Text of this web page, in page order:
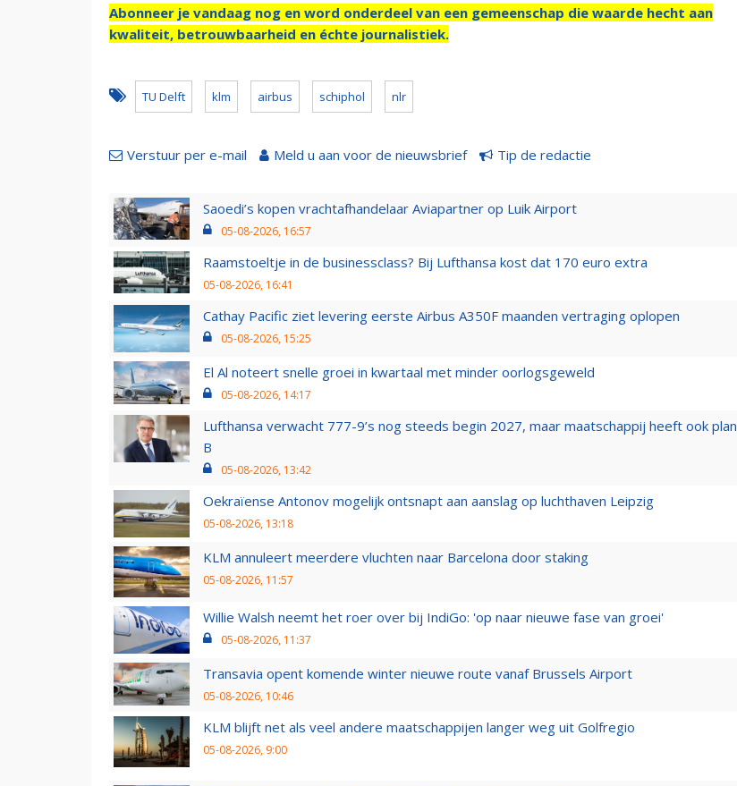
Abonneer je vandaag nog en word onderdeel van een gemeenschap die waarde hecht aan
kwaliteit, betrouwbaarheid en échte journalistiek.
TU Delft klm airbus schiphol nlr
Verstuur per e-mail Meld u aan voor de nieuwsbrief Tip de redactie
Saoedi’s kopen vrachtafhandelaar Aviapartner op Luik Airport
05-08-2026, 16:57
Raamstoeltje in de businessclass? Bij Lufthansa kost dat 170 euro extra
05-08-2026, 16:41
Cathay Pacific ziet levering eerste Airbus A350F maanden vertraging oplopen
05-08-2026, 15:25
El Al noteert snelle groei in kwartaal met minder oorlogsgeweld
05-08-2026, 14:17
Lufthansa verwacht 777-9’s nog steeds begin 2027, maar maatschappij heeft ook plan
B
05-08-2026, 13:42
Oekraïense Antonov mogelijk ontsnapt aan aanslag op luchthaven Leipzig
05-08-2026, 13:18
KLM annuleert meerdere vluchten naar Barcelona door staking
05-08-2026, 11:57
Willie Walsh neemt het roer over bij IndiGo: 'op naar nieuwe fase van groei'
05-08-2026, 11:37
Transavia opent komende winter nieuwe route vanaf Brussels Airport
05-08-2026, 10:46
KLM blijft net als veel andere maatschappijen langer weg uit Golfregio
05-08-2026, 9:00